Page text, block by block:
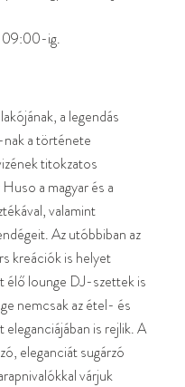
09:00-ig.
a legendás
a története
titokzatos
a magyar és a
valamint
Az utóbbiban az
kreációk is helyet
élő lounge DJ-szettek is
nemcsak az étel- és
is rejlik. A
eleganciát sugárzó
várjuk